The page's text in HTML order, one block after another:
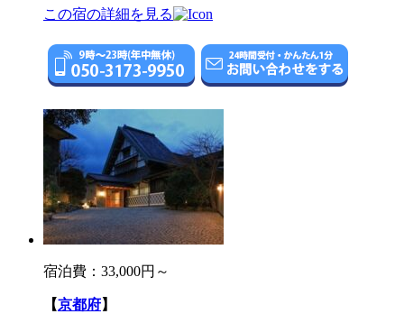
この宿の詳細を見る
宿泊費： 33,000円～
【京都府】